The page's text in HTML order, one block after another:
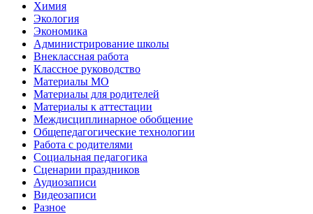
Химия
Экология
Экономика
Администрирование школы
Внеклассная работа
Классное руководство
Материалы МО
Материалы для родителей
Материалы к аттестации
Междисциплинарное обобщение
Общепедагогические технологии
Работа с родителями
Социальная педагогика
Сценарии праздников
Аудиозаписи
Видеозаписи
Разное